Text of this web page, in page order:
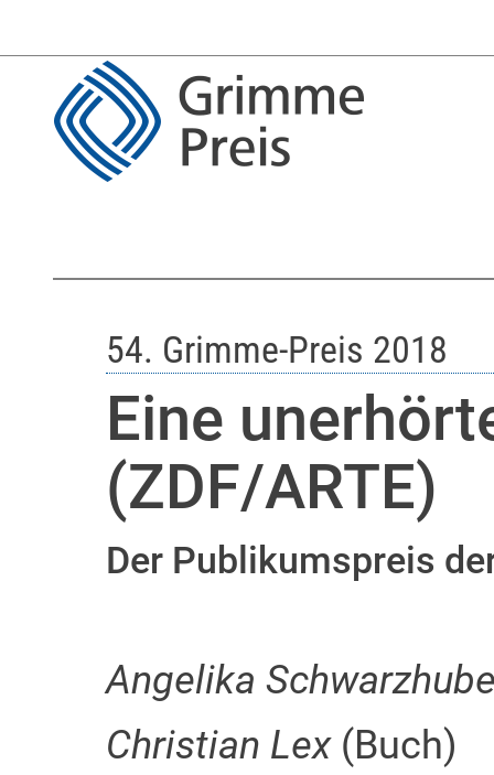
54. Grimme-Preis 2018
Eine
(ZDF/ARTE)
Der Publikumspreis
Angelika
Christian Lex(Buch)